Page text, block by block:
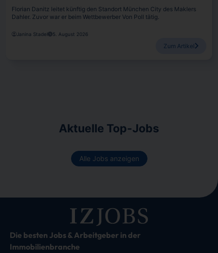
Florian Danitz leitet künftig den Standort München City des Maklers
Dahler. Zuvor war er beim Wettbewerber Von Poll tätig.
Janina Stadel 5. August 2026
Zum Artikel
Aktuelle Top-Jobs
Alle Jobs anzeigen
Die besten Jobs & Arbeitgeber in der
Immobilienbranche